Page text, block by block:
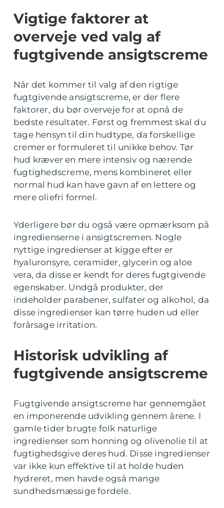
Vigtige faktorer at
overveje ved valg af
fugtgivende ansigtscreme
Når det kommer til valg af den rigtige
fugtgivende ansigtscreme, er der flere
faktorer, du bør overveje for at opnå de
bedste resultater. Først og fremmest skal du
tage hensyn til din hudtype, da forskellige
cremer er formuleret til unikke behov. Tør
hud kræver en mere intensiv og nærende
fugtighedscreme, mens kombineret eller
normal hud kan have gavn af en lettere og
mere oliefri formel.
Yderligere bør du også være opmærksom på
ingredienserne i ansigtscremen. Nogle
nyttige ingredienser at kigge efter er
hyaluronsyre, ceramider, glycerin og aloe
vera, da disse er kendt for deres fugtgivende
egenskaber. Undgå produkter, der
indeholder parabener, sulfater og alkohol, da
disse ingredienser kan tørre huden ud eller
forårsage irritation.
Historisk udvikling af
fugtgivende ansigtscreme
Fugtgivende ansigtscreme har gennemgået
en imponerende udvikling gennem årene. I
gamle tider brugte folk naturlige
ingredienser som honning og olivenolie til at
fugtighedsgive deres hud. Disse ingredienser
var ikke kun effektive til at holde huden
hydreret, men havde også mange
sundhedsmæssige fordele.